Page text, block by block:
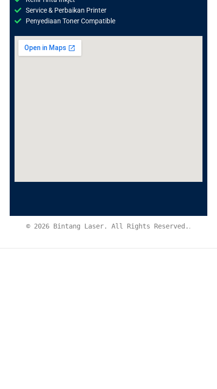
Service & Perbaikan Printer
Penyediaan Toner Compatible
© 2026 Bintang Laser. All Rights Reserved. .